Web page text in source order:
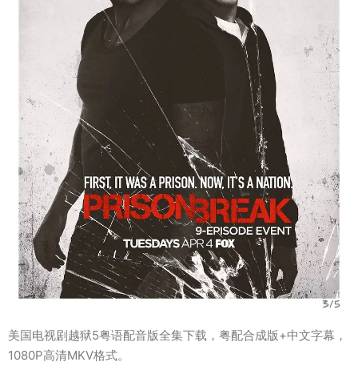
美国电视剧越狱5粤语配音版全集下载，粤配合成版+中文字幕，
1080P高清MKV格式。